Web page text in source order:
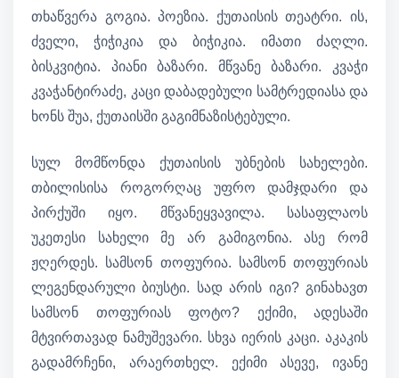
თხაწვერა გოგია. პოეზია. ქუთაისის თეატრი. ის,
ძველი, ჭიჭიკია და ბიჭიკია. იმათი ძაღლი.
ბისკვიტია. პიანი ბაზარი. მწვანე ბაზარი. კვაჭი
კვაჭანტირაძე, კაცი დაბადებული სამტრედიასა და
ხონს შუა, ქუთაისში გაგიმნაზისტებული.
სულ მომწონდა ქუთაისის უბნების სახელები.
თბილისისა როგორღაც უფრო დამჯდარი და
პირქუში იყო. მწვანეყვავილა. სასაფლაოს
უკეთესი სახელი მე არ გამიგონია. ასე რომ
ჟღერდეს. სამსონ თოფურია. სამსონ თოფურიას
ლეგენდარული ბიუსტი. სად არის იგი? გინახავთ
სამსონ თოფურიას ფოტო? ექიმი, ადესაში
მტვირთავად ნამუშევარი. სხვა იერის კაცი. აკაკის
გადამრჩენი, არაერთხელ. ექიმი ასევე, ივანე